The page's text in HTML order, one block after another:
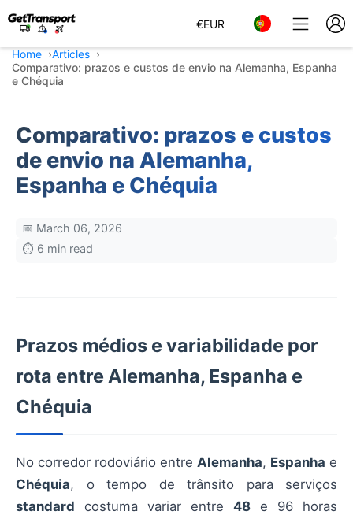
€EUR
Home
Articles
Comparativo: prazos e custos de envio na Alemanha, Espanha
e Chéquia
Comparativo: prazos e custos
de envio na Alemanha,
Espanha e Chéquia
📅 March 06, 2026
⏱️ 6 min read
Prazos médios e variabilidade por
rota entre Alemanha, Espanha e
Chéquia
No corredor rodoviário entre Alemanha, Espanha e
Chéquia, o tempo de trânsito para serviços
standard costuma variar entre 48 e 96 horas